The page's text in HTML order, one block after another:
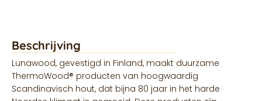
Beschrijving
Lunawood, gevestigd in Finland, maakt duurzame
ThermoWood® producten van hoogwaardig
Scandinavisch hout, dat bijna 80 jaar in het harde